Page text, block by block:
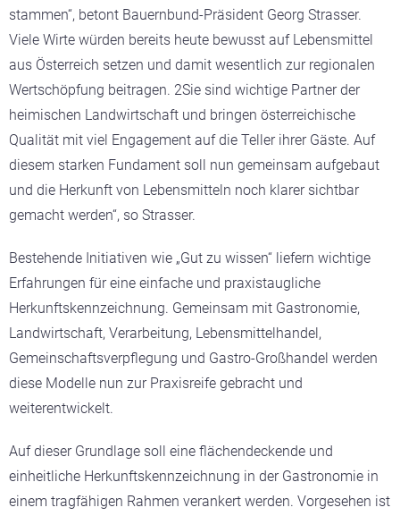
stammen“, betont Bauernbund-Präsident Georg Strasser.
Viele Wirte würden bereits heute bewusst auf Lebensmittel
aus Österreich setzen und damit wesentlich zur regionalen
Wertschöpfung beitragen. 2Sie sind wichtige Partner der
heimischen Landwirtschaft und bringen österreichische
Qualität mit viel Engagement auf die Teller ihrer Gäste. Auf
diesem starken Fundament soll nun gemeinsam aufgebaut
und die Herkunft von Lebensmitteln noch klarer sichtbar
gemacht werden“, so Strasser.
Bestehende Initiativen wie „Gut zu wissen“ liefern wichtige
Erfahrungen für eine einfache und praxistaugliche
Herkunftskennzeichnung. Gemeinsam mit Gastronomie,
Landwirtschaft, Verarbeitung, Lebensmittelhandel,
Gemeinschaftsverpflegung und Gastro-Großhandel werden
diese Modelle nun zur Praxisreife gebracht und
weiterentwickelt.
Auf dieser Grundlage soll eine flächendeckende und
einheitliche Herkunftskennzeichnung in der Gastronomie in
einem tragfähigen Rahmen verankert werden. Vorgesehen ist